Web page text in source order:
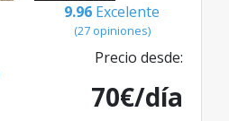
9.96 Excelente
(27 opiniones)
Precio desde:
70€/día